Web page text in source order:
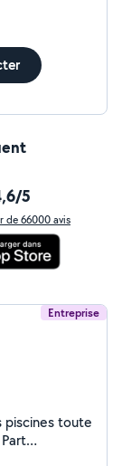
5
de 66000 avis
Entreprise